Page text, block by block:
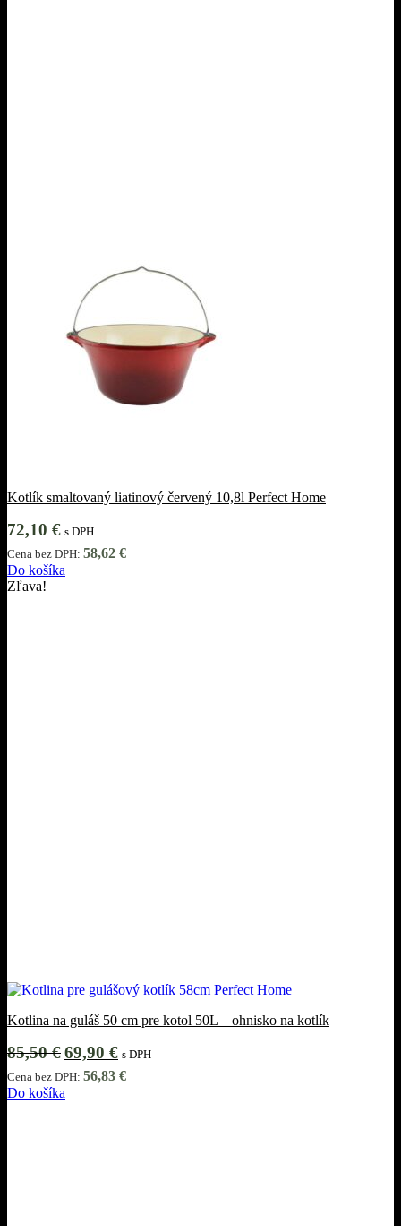
Kotlík smaltovaný liatinový červený 10,8l Perfect Home
72,10 € s DPH
Cena bez DPH: 58,62 €
Do košíka
Zľava!
Kotlina na guláš 50 cm pre kotol 50L – ohnisko na kotlík
85,50€ Pôvodná
cena
bola:
85,50 €.
69,90 €Aktuálna
je:
s DPH
Cena bez DPH: 56,83 €
Do košíka